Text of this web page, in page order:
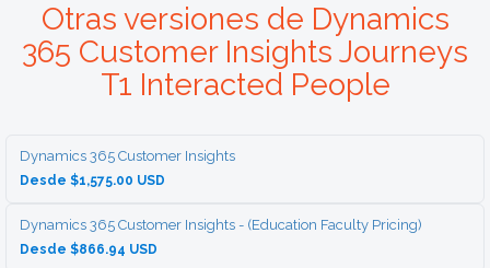
Otras versiones de Dynamics
365 Customer Insights Journeys
T1 Interacted People
Dynamics 365 Customer Insights
Desde $1,575.00 USD
Dynamics 365 Customer Insights - (Education Faculty Pricing)
Desde $866.94 USD